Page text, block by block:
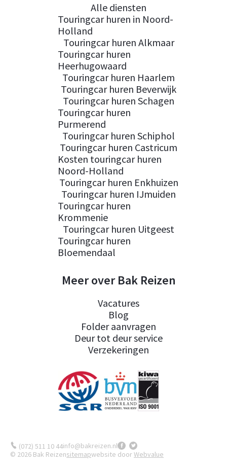
Alle diensten
Touringcar huren in Noord-
Holland
Touringcar huren Alkmaar
Touringcar huren
Heerhugowaard
Touringcar huren Haarlem
Touringcar huren Beverwijk
Touringcar huren Schagen
Touringcar huren
Purmerend
Touringcar huren Schiphol
Touringcar huren Castricum
Kosten touringcar huren
Noord-Holland
Touringcar huren Enkhuizen
Touringcar huren IJmuiden
Touringcar huren
Krommenie
Touringcar huren Uitgeest
Touringcar huren
Bloemendaal
Meer over Bak Reizen
Vacatures
Blog
Folder aanvragen
Deur tot deur service
Verzekeringen
(072) 511 10 44info@bakreizen.nl
© 2026 Bak Reizensitemapwebsite doorWebvalue